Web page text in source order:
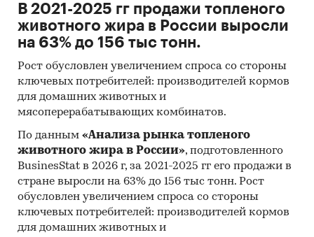
сигнализационных устройств, по оценкам
Tebiz Group, в последние годы показывает
положительный тренд.
- В структуре рынка охранно-пожарных
сигнализационных устройств в 2025 г.
внутреннее производство превышало объем
импортных поставок в 58,3 раз, а сальдо
торгового баланса было положительное и
составляло 1 млн.шт.
- Главными игроками среди российских
производителей являются ЗАО `ПО
`СПЕЦАВТОМАТИКА`, ООО `АРГУС-СПЕКТР`,
ООО НПО `СИБИРСКИЙ АРСЕНАЛ`.
- Лучшие производственные показатели
В 2021-2025 гг продажи топленого
животного жира в России выросли
на 63% до 156 тыс тонн.
Рост обусловлен увеличением спроса со стороны
ключевых потребителей: производителей кормов
для домашних животных и
мясоперерабатывающих комбинатов.
По данным «Анализа рынка топленого
животного жира в России», подготовленного
BusinesStat в 2026 г, за 2021-2025 гг его продажи в
стране выросли на 63% до 156 тыс тонн. Рост
обусловлен увеличением спроса со стороны
ключевых потребителей: производителей кормов
для домашних животных и